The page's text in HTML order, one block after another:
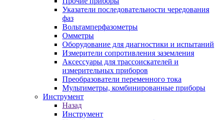
Указатели последовательности чередования
фаз
Вольтамперфазометры
Омметры
Оборудование для диагностики и испытаний
Измерители сопротивления заземления
Аксессуары для трассоискателей и
измерительных приборов
Преобразователи переменного тока
Мультиметры, комбинированные приборы
Инструмент
Назад
Инструмент